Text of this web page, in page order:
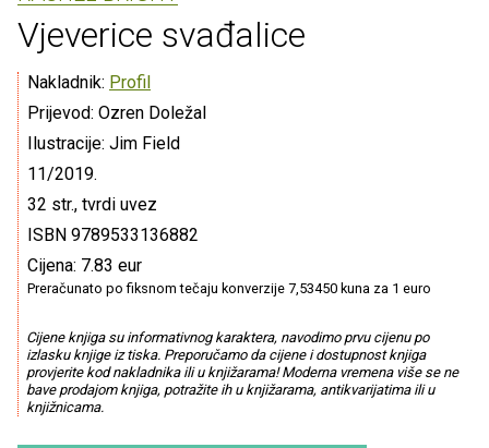
Vjeverice svađalice
Nakladnik: Profil
Prijevod: Ozren Doležal
Ilustracije: Jim Field
11/2019.
32 str., tvrdi uvez
ISBN 9789533136882
Cijena: 7.83 eur
Preračunato po fiksnom tečaju konverzije 7,53450 kuna za 1 euro
Cijene knjiga su informativnog karaktera, navodimo prvu cijenu po
izlasku knjige iz tiska. Preporučamo da cijene i dostupnost knjiga
provjerite kod nakladnika ili u knjižarama! Moderna vremena više se ne
bave prodajom knjiga, potražite ih u knjižarama, antikvarijatima ili u
knjižnicama.